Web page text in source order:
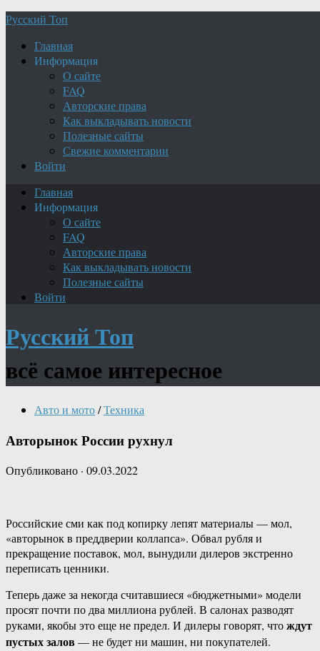
Русский Топ
Главная
Информация
О сайте
FAQ
Авторские права
Как выкладывать новости
Полезные сайты
Свежие комментарии
Войти
Главная
Информация
О сайте
FAQ
Авторские права
Как выкладывать новости
Полезные сайты
Войти
Русский Топ
всё самое интересное
Авто и мото/Техника
Авторынок России рухнул
Опубликовано · 09.03.2022
Российские сми как под копирку лепят материалы — мол,
«авторынок в преддверии коллапса». Обвал рубля и
прекращение поставок, мол, вынудили дилеров экстренно
переписать ценники.
Теперь даже за некогда считавшиеся «бюджетными» модели
просят почти по два миллиона рублей. В салонах разводят
руками, якобы это еще не предел. И дилеры говорят, чтождут
пустых залов — не будет ни машин, ни покупателей.